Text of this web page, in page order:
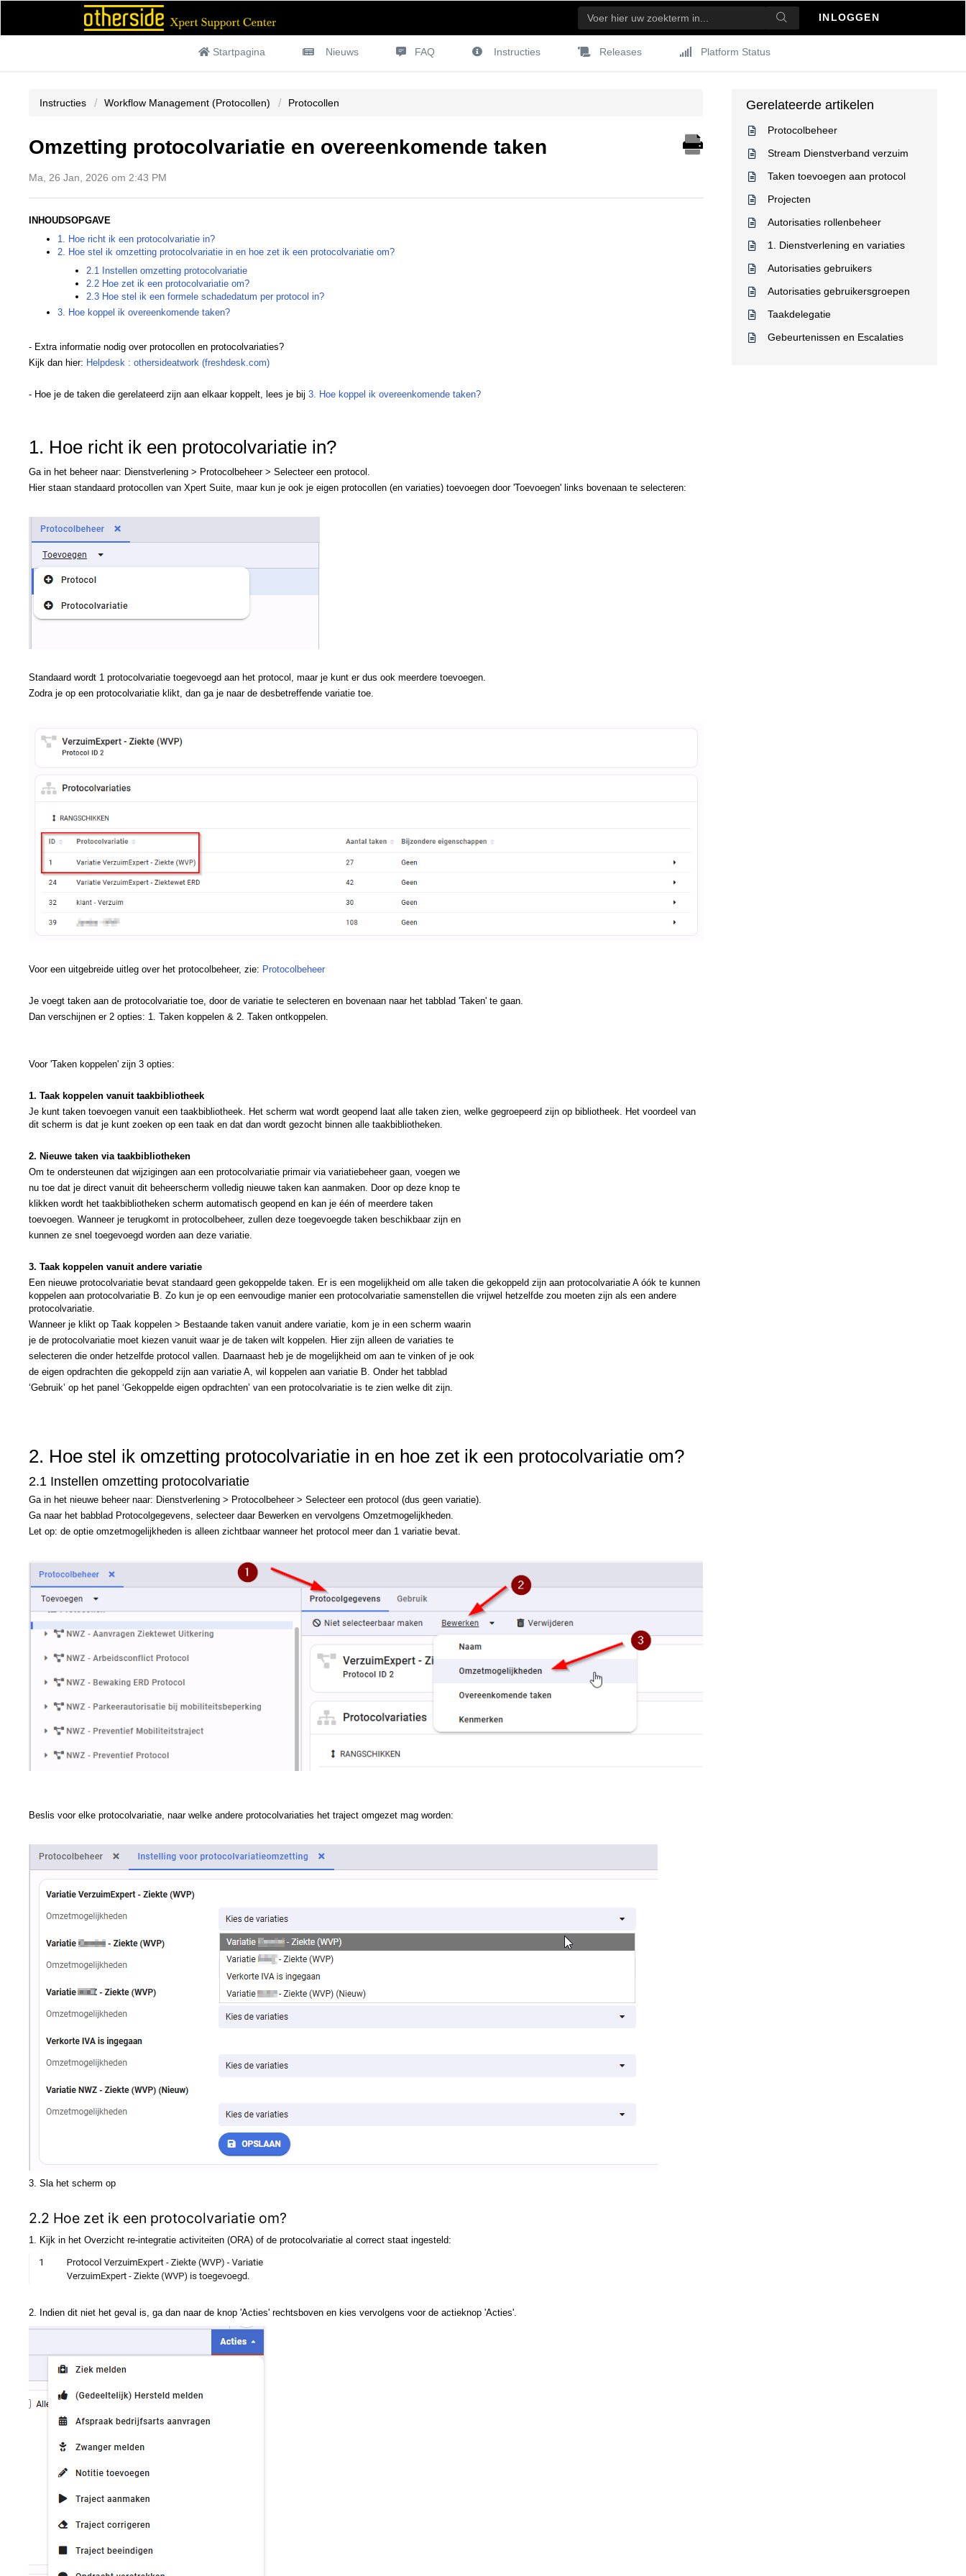
INLOGGEN
Startpagina Nieuws FAQ Instructies Releases Platform Status
Instructies Workflow Management (Protocollen) Protocollen
Omzetting protocolvariatie en overeenkomende taken
Ma, 26 Jan, 2026 om 2:43 PM
INHOUDSOPGAVE
1. Hoe richt ik een protocolvariatie in?
2. Hoe stel ik omzetting protocolvariatie in en hoe zet ik een protocolvariatie om?
2.1 Instellen omzetting protocolvariatie
2.2 Hoe zet ik een protocolvariatie om?
2.3 Hoe stel ik een formele schadedatum per protocol in?
3. Hoe koppel ik overeenkomende taken?
- Extra informatie nodig over protocollen en protocolvariaties?
Kijk dan hier: Helpdesk : othersideatwork (freshdesk.com)
- Hoe je de taken die gerelateerd zijn aan elkaar koppelt, lees je bij 3. Hoe koppel ik overeenkomende taken?
1. Hoe richt ik een protocolvariatie in?
Ga in het beheer naar: Dienstverlening > Protocolbeheer > Selecteer een protocol.
Hier staan standaard protocollen van Xpert Suite, maar kun je ook je eigen protocollen (en variaties) toevoegen door 'Toevoegen' links bovenaan te selecteren:
Standaard wordt 1 protocolvariatie toegevoegd aan het protocol, maar je kunt er dus ook meerdere toevoegen.
Zodra je op een protocolvariatie klikt, dan ga je naar de desbetreffende variatie toe.
Voor een uitgebreide uitleg over het protocolbeheer, zie: Protocolbeheer
Je voegt taken aan de protocolvariatie toe, door de variatie te selecteren en bovenaan naar het tabblad 'Taken' te gaan.
Dan verschijnen er 2 opties: 1. Taken koppelen & 2. Taken ontkoppelen.
Voor 'Taken koppelen' zijn 3 opties:
1. Taak koppelen vanuit taakbibliotheek
Je kunt taken toevoegen vanuit een taakbibliotheek. Het scherm wat wordt geopend laat alle taken zien, welke gegroepeerd zijn op bibliotheek. Het voordeel van
dit scherm is dat je kunt zoeken op een taak en dat dan wordt gezocht binnen alle taakbibliotheken.
2. Nieuwe taken via taakbibliotheken
Om te ondersteunen dat wijzigingen aan een protocolvariatie primair via variatiebeheer gaan, voegen we
nu toe dat je direct vanuit dit beheerscherm volledig nieuwe taken kan aanmaken. Door op deze knop te
klikken wordt het taakbibliotheken scherm automatisch geopend en kan je één of meerdere taken
toevoegen. Wanneer je terugkomt in protocolbeheer, zullen deze toegevoegde taken beschikbaar zijn en
kunnen ze snel toegevoegd worden aan deze variatie.
3. Taak koppelen vanuit andere variatie
Een nieuwe protocolvariatie bevat standaard geen gekoppelde taken. Er is een mogelijkheid om alle taken die gekoppeld zijn aan protocolvariatie A óók te kunnen
koppelen aan protocolvariatie B. Zo kun je op een eenvoudige manier een protocolvariatie samenstellen die vrijwel hetzelfde zou moeten zijn als een andere
protocolvariatie.
Wanneer je klikt op Taak koppelen > Bestaande taken vanuit andere variatie, kom je in een scherm waarin
je de protocolvariatie moet kiezen vanuit waar je de taken wilt koppelen. Hier zijn alleen de variaties te
selecteren die onder hetzelfde protocol vallen. Daarnaast heb je de mogelijkheid om aan te vinken of je ook
de eigen opdrachten die gekoppeld zijn aan variatie A, wil koppelen aan variatie B. Onder het tabblad
‘Gebruik’ op het panel ‘Gekoppelde eigen opdrachten’ van een protocolvariatie is te zien welke dit zijn.
2. Hoe stel ik omzetting protocolvariatie in en hoe zet ik een protocolvariatie om?
2.1 Instellen omzetting protocolvariatie
Ga in het nieuwe beheer naar: Dienstverlening > Protocolbeheer > Selecteer een protocol (dus geen variatie).
Ga naar het babblad Protocolgegevens, selecteer daar Bewerken en vervolgens Omzetmogelijkheden.
Let op: de optie omzetmogelijkheden is alleen zichtbaar wanneer het protocol meer dan 1 variatie bevat.
Beslis voor elke protocolvariatie, naar welke andere protocolvariaties het traject omgezet mag worden:
3. Sla het scherm op
2.2 Hoe zet ik een protocolvariatie om?
1. Kijk in het Overzicht re-integratie activiteiten (ORA) of de protocolvariatie al correct staat ingesteld:
2. Indien dit niet het geval is, ga dan naar de knop 'Acties' rechtsboven en kies vervolgens voor de actieknop 'Acties'.
Gerelateerde artikelen
Protocolbeheer
Stream Dienstverband verzuim
Taken toevoegen aan protocol
Projecten
Autorisaties rollenbeheer
1. Dienstverlening en variaties
Autorisaties gebruikers
Autorisaties gebruikersgroepen
Taakdelegatie
Gebeurtenissen en Escalaties